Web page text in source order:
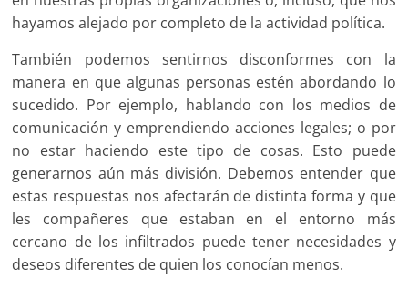
hayamos alejado por completo de la actividad política.
También podemos sentirnos disconformes con la
manera en que algunas personas estén abordando lo
sucedido. Por ejemplo, hablando con los medios de
comunicación y emprendiendo acciones legales; o por
no estar haciendo este tipo de cosas. Esto puede
generarnos aún más división. Debemos entender que
estas respuestas nos afectarán de distinta forma y que
les compañeres que estaban en el entorno más
cercano de los infiltrados puede tener necesidades y
deseos diferentes de quien los conocían menos.